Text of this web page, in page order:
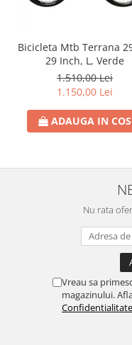
Bicicleta Mtb Terrana
29 Inch, L, Verde
1.510,00 Lei
1.150,00 Lei
ADAUGA IN COS
Nu rata
Vreau sa
magazinului.
Confidentialitate